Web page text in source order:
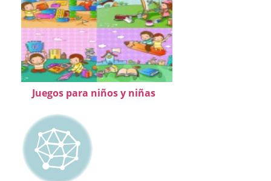
Juegos para niños y niñas